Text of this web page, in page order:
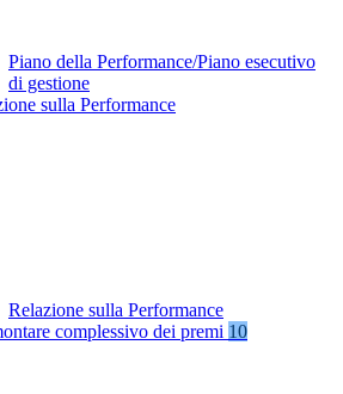
Piano della Performance/Piano esecutivo
di gestione
sulla Performance
Relazione sulla Performance
complessivo dei premi 10